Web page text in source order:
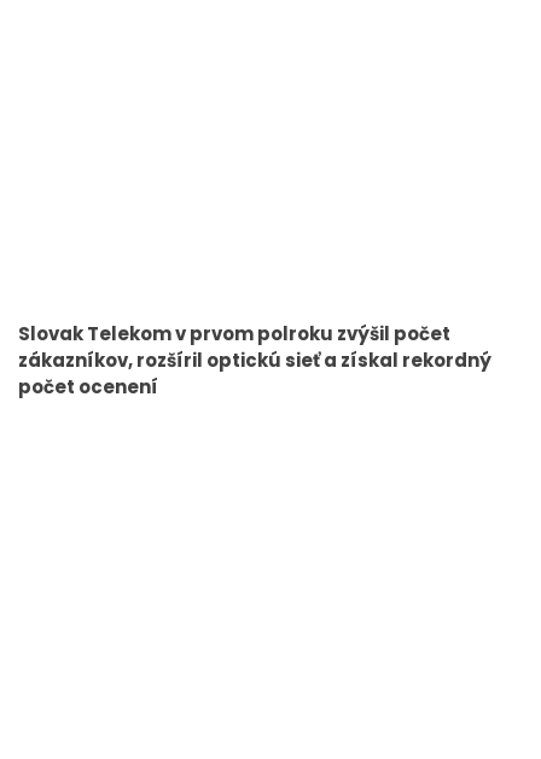
Slovak Telekom v prvom polroku zvýšil počet
zákazníkov, rozšíril optickú sieť a získal rekordný
počet ocenení